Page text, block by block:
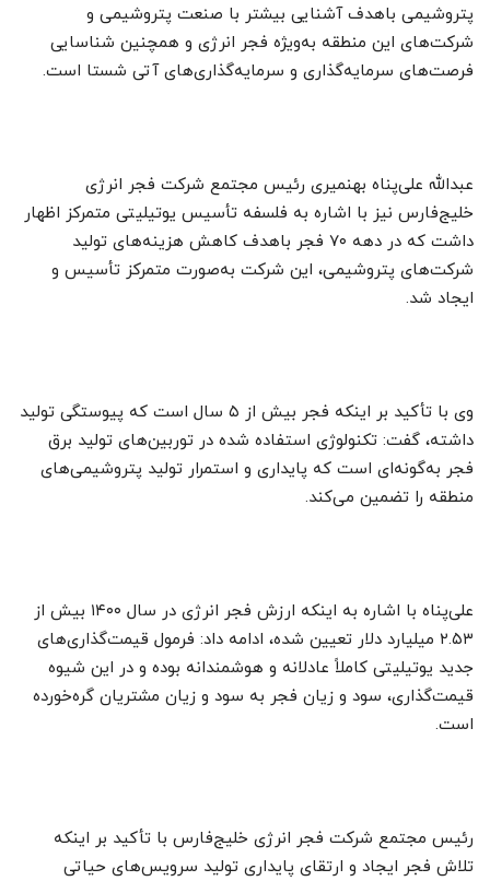
پتروشیمی باهدف آشنایی بیشتر با صنعت پتروشیمی و
شرکت‌های این منطقه به‌ویژه فجر انرژی و همچنین شناسایی
فرصت‌های سرمایه‌گذاری و سرمایه‌گذاری‌های آتی شستا است.
عبدالله علی‌پناه بهنمیری رئیس مجتمع شرکت فجر انرژی
خلیج‌فارس نیز با اشاره به فلسفه تأسیس یوتیلیتی متمرکز اظهار
داشت که در دهه ۷۰ فجر باهدف کاهش هزینه‌های تولید
شرکت‌های پتروشیمی، این شرکت به‌صورت متمرکز تأسیس و
ایجاد شد.
وی با تأکید بر اینکه فجر بیش از ۵ سال است که پیوستگی تولید
داشته، گفت: تکنولوژی استفاده شده در توربین‌های تولید برق
فجر به‌گونه‌ای است که پایداری و استمرار تولید پتروشیمی‌های
منطقه را تضمین می‌کند.
علی‌پناه با اشاره به اینکه ارزش فجر انرژی در سال ۱۴۰۰ بیش از
۲.۵۳ میلیارد دلار تعیین شده، ادامه داد: فرمول قیمت‌گذاری‌های
جدید یوتیلیتی کاملاً عادلانه و هوشمندانه بوده و در این شیوه
قیمت‌گذاری، سود و زیان فجر به سود و زیان مشتریان گره‌خورده
است.
رئیس مجتمع شرکت فجر انرژی خلیج‌فارس با تأکید بر اینکه
تلاش فجر ایجاد و ارتقای پایداری تولید سرویس‌های حیاتی